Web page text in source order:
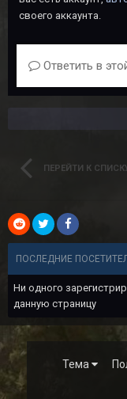
своего аккаунта.
Ответить в
ПЕРЕЙТИ К
ПОСЛЕДНИЕ
Ни одного
данную страницу
Тема